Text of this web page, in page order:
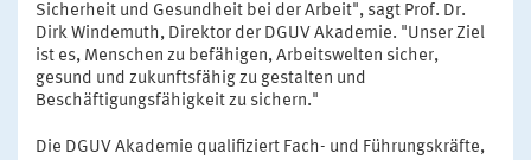
Sicherheit und Gesundheit bei der Arbeit", sagt Prof. Dr.
Dirk Windemuth, Direktor der DGUV Akademie. "Unser Ziel
ist es, Menschen zu befähigen, Arbeitswelten sicher,
gesund und zukunftsfähig zu gestalten und
Beschäftigungsfähigkeit zu sichern."
Die DGUV Akademie qualifiziert Fach- und Führungskräfte,